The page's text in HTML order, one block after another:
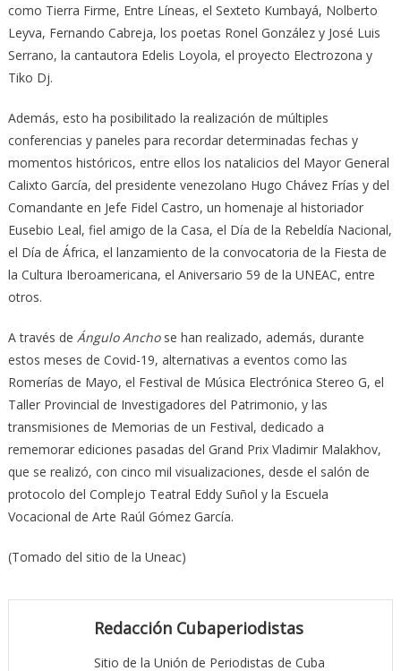
como Tierra Firme, Entre Líneas, el Sexteto Kumbayá, Nolberto
Leyva, Fernando Cabreja, los poetas Ronel González y José Luis
Serrano, la cantautora Edelis Loyola, el proyecto Electrozona y
Tiko Dj.
Además, esto ha posibilitado la realización de múltiples
conferencias y paneles para recordar determinadas fechas y
momentos históricos, entre ellos los natalicios del Mayor General
Calixto García, del presidente venezolano Hugo Chávez Frías y del
Comandante en Jefe Fidel Castro, un homenaje al historiador
Eusebio Leal, fiel amigo de la Casa, el Día de la Rebeldía Nacional,
el Día de África, el lanzamiento de la convocatoria de la Fiesta de
la Cultura Iberoamericana, el Aniversario 59 de la UNEAC, entre
otros.
A través de Ángulo Anchose han realizado, además, durante
estos meses de Covid-19, alternativas a eventos como las
Romerías de Mayo, el Festival de Música Electrónica Stereo G, el
Taller Provincial de Investigadores del Patrimonio, y las
transmisiones de Memorias de un Festival, dedicado a
rememorar ediciones pasadas del Grand Prix Vladimir Malakhov,
que se realizó, con cinco mil visualizaciones, desde el salón de
protocolo del Complejo Teatral Eddy Suñol y la Escuela
Vocacional de Arte Raúl Gómez García.
(Tomado del sitio de la Uneac)
Redacción Cubaperiodistas
Sitio de la Unión de Periodistas de Cuba